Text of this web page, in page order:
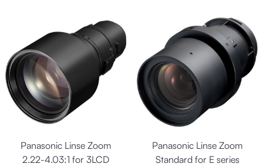
Panasonic Linse Zoom
2.22-4.03:1 for 3LCD
Panasonic Linse Zoom
Standard for E series